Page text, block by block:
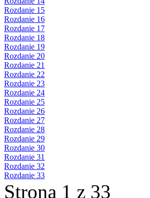
Rozdanie 15
Rozdanie 16
Rozdanie 17
Rozdanie 18
Rozdanie 19
Rozdanie 20
Rozdanie 21
Rozdanie 22
Rozdanie 23
Rozdanie 24
Rozdanie 25
Rozdanie 26
Rozdanie 27
Rozdanie 28
Rozdanie 29
Rozdanie 30
Rozdanie 31
Rozdanie 32
Rozdanie 33
Strona 1 z 33